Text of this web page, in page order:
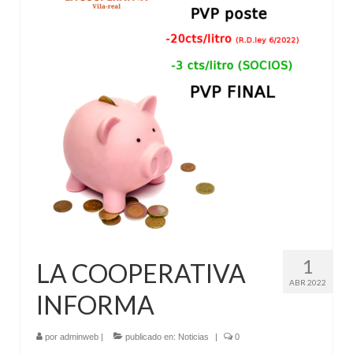
«Tenda Taula» / Supermercado
Fertilizantes – Fitosanitarios – Plantones y
Servicios Agrícolas
Insectario
Punto de Venta Cadena 88
Noticias y Promociones
1
ABR 2022
LA COOPERATIVA
INFORMA
por adminweb | publicado en: Noticias | 0